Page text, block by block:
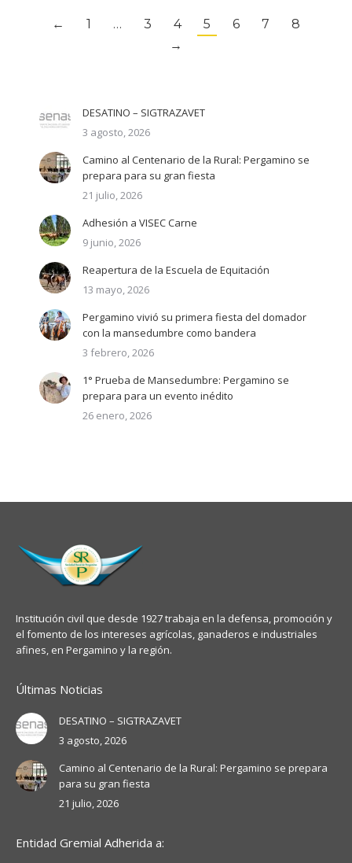
← 1 … 3 4 5 6 7
8
→
DESATINO – SIGTRAZAVET
3 agosto, 2026
Camino al Centenario de la Rural: Pergamino se
prepara para su gran fiesta
21 julio, 2026
Adhesión a VISEC Carne
9 junio, 2026
Reapertura de la Escuela de Equitación
13 mayo, 2026
Pergamino vivió su primera fiesta del domador
con la mansedumbre como bandera
3 febrero, 2026
1° Prueba de Mansedumbre: Pergamino se
prepara para un evento inédito
26 enero, 2026
Institución civil que desde 1927 trabaja en la defensa, promoción y
el fomento de los intereses agrícolas, ganaderos e industriales
afines, en Pergamino y la región.
Últimas Noticias
DESATINO – SIGTRAZAVET
3 agosto, 2026
Camino al Centenario de la Rural: Pergamino se prepara
para su gran fiesta
21 julio, 2026
Entidad Gremial Adherida a: